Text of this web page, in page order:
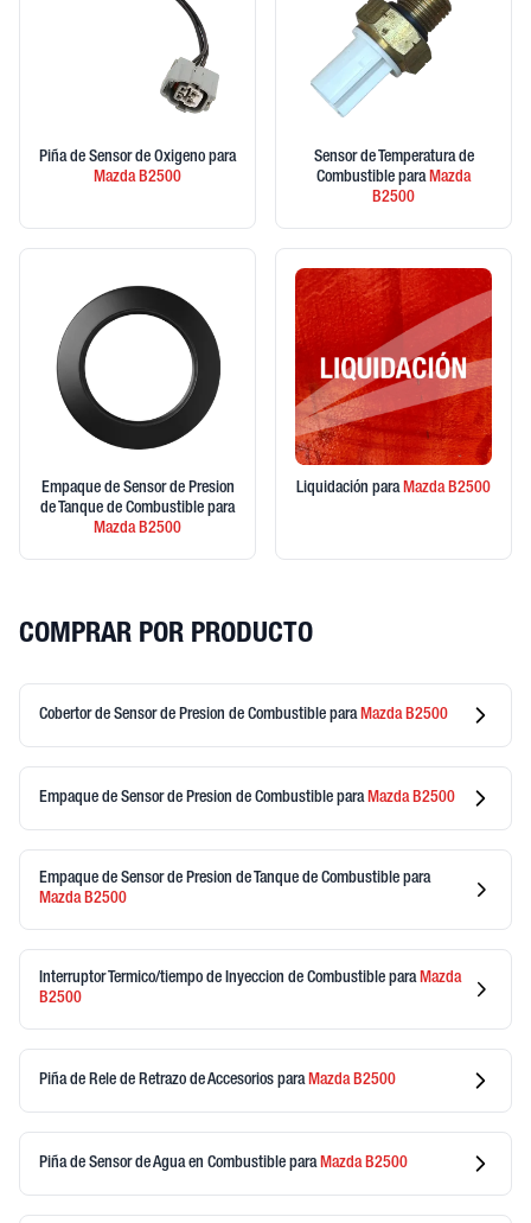
Piña de Sensor de Oxigeno para
MazdaB2500
Sensor de Temperatura de
Combustible paraMazda
B2500
Empaque de Sensor de Presion
de Tanque de Combustible para
MazdaB2500
Liquidación paraMazdaB2500
COMPRAR POR PRODUCTO
Cobertor de Sensor de Presion de Combustible para MazdaB2500
Empaque de Sensor de Presion de Combustible para MazdaB2500
Empaque de Sensor de Presion de Tanque de Combustible para
MazdaB2500
Interruptor Termico/tiempo de Inyeccion de Combustible paraMazda
B2500
Piña de Rele de Retrazo de Accesorios para MazdaB2500
Piña de Sensor de Agua en Combustible para MazdaB2500